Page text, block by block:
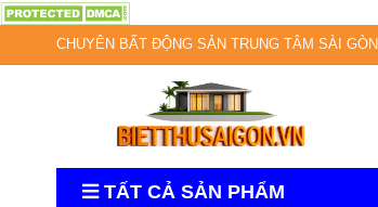
CHUYÊN BẤT ĐỘNG SẢN TRUNG TÂM SÀI GÒN
TẤT CẢ SẢN PHẨM